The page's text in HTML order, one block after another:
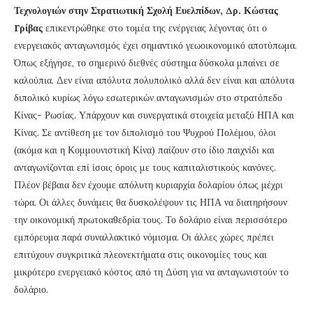
Τεχνολογιών στην Στρατιωτική Σχολή Ευελπίδων, Δρ. Κώστας
Γρίβας επικεντρώθηκε στο τομέα της ενέργειας λέγοντας ότι ο
ενεργειακός ανταγωνισμός έχει σημαντικό γεωοικονομικό αποτύπωμα.
Όπως εξήγησε, το σημερινό διεθνές σύστημα δύσκολα μπαίνει σε
καλούπια. Δεν είναι απόλυτα πολυπολικό αλλά δεν είναι και απόλυτα
διπολικό κυρίως λόγω εσωτερικών ανταγωνισμών στο στρατόπεδο
Κίνας- Ρωσίας. Υπάρχουν και συνεργατικά στοιχεία μεταξύ ΗΠΑ και
Κίνας. Σε αντίθεση με τον διπολισμό του Ψυχρού Πολέμου, όλοι
(ακόμα και η Κομμουνιστική Κίνα) παίζουν στο ίδιο παιχνίδι και
ανταγωνίζονται επί ίσοις όροις με τους καπιταλιστικούς κανόνες.
Πλέον βέβαια δεν έχουμε απόλυτη κυριαρχία δολαρίου όπως μέχρι
τώρα. Οι άλλες δυνάμεις θα δυσκολέψουν τις ΗΠΑ να διατηρήσουν
την οικονομική πρωτοκαθεδρία τους. Το δολάριο είναι περισσότερο
εμπόρευμα παρά συναλλακτικό νόμισμα. Οι άλλες χώρες πρέπει
επιτύχουν συγκριτικά πλεονεκτήματα στις οικονομίες τους και
μικρότερο ενεργειακό κόστος από τη Δύση για να ανταγωνιστούν το
δολάριο.